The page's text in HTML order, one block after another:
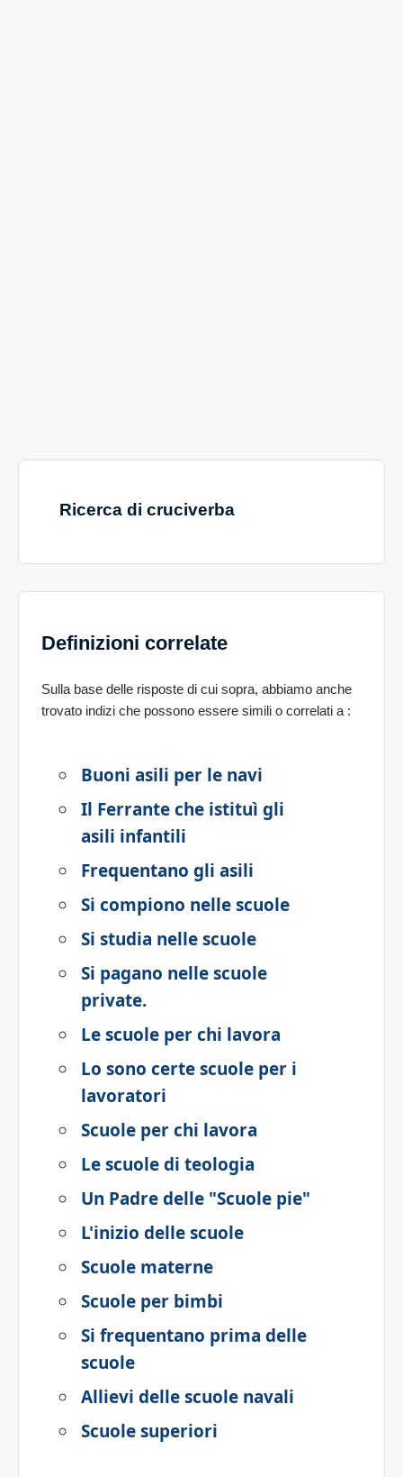
Ricerca di cruciverba
Definizioni correlate
Sulla base delle risposte di cui sopra, abbiamo anche
trovato indizi che possono essere simili o correlati a :
Buoni asili per le navi
Il Ferrante che istituì gli
asili infantili
Frequentano gli asili
Si compiono nelle scuole
Si studia nelle scuole
Si pagano nelle scuole
private.
Le scuole per chi lavora
Lo sono certe scuole per i
lavoratori
Scuole per chi lavora
Le scuole di teologia
Un Padre delle "Scuole pie"
L'inizio delle scuole
Scuole materne
Scuole per bimbi
Si frequentano prima delle
scuole
Allievi delle scuole navali
Scuole superiori